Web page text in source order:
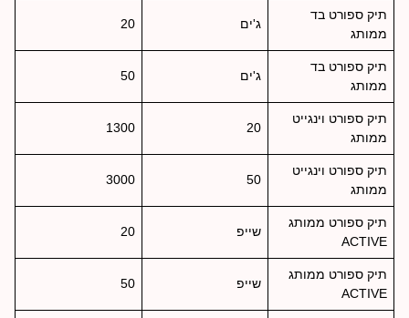
תיק ספורט בד
ממותג
ג'ים 20
תיק ספורט בד
ממותג
ג'ים 50
תיק ספורט וינגייט
ממותג
20
1300
תיק ספורט וינגייט
ממותג
50
3000
תיק ספורט ממותג
ACTIVE
שייפ 20
תיק ספורט ממותג
ACTIVE
שייפ 50